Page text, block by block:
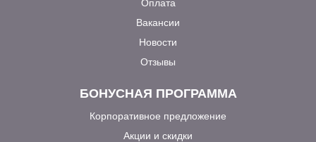
Оплата
Вакансии
Новости
Отзывы
БОНУСНАЯ ПРОГРАММА
Корпоративное предложение
Акции и скидки